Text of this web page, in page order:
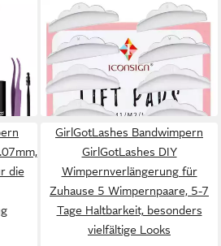
ICONSIGN
Einzelwimpern Silikon Pads
Wimpernlifting
Wimpernwelle 5 Paar in
Größen S M M1 M2 L
9,99 €
in 2-3 Werktagen bei dir
die
GirlGotLashes Bandwimpern
GirlGotLashes DIY
Wimpernverlängerung für
Zuhause 5 Wimpernpaare, 5-7
Tage Haltbarkeit, besonders
vielfältige Looks